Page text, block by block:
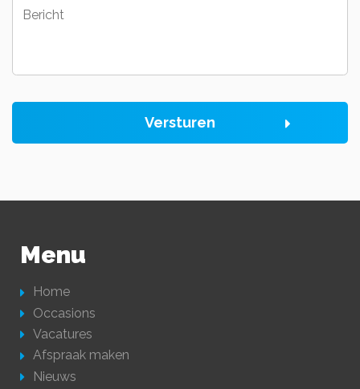
Versturen
Menu
Home
Occasions
Vacatures
Afspraak maken
Nieuws